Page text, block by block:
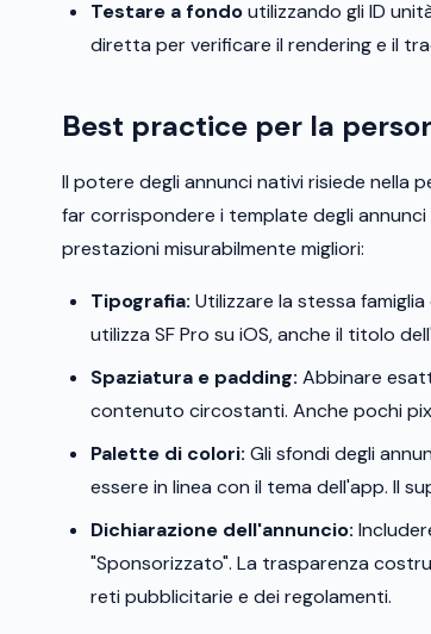
Testare a fondoutilizzando gli ID
diretta per verificare il rendering e il
Best practice per la
Il potere degli annunci nativi risiede nella
far corrispondere i template degli
prestazioni misurabilmente migliori:
Tipografia: Utilizzare la stessa
utilizza SF Pro su iOS, anche il titolo
Spaziatura e padding: Abbinare
contenuto circostanti. Anche pochi
Palette di colori: Gli sfondi degli
essere in linea con il tema dell'app. Il
Dichiarazione dell'annuncio:
"Sponsorizzato". La trasparenza
reti pubblicitarie e dei regolamenti.